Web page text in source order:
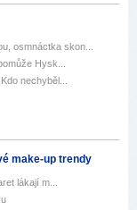
osmnáctka skon...
Hysk...
nechyběl...
make-up trendy
lákají m...